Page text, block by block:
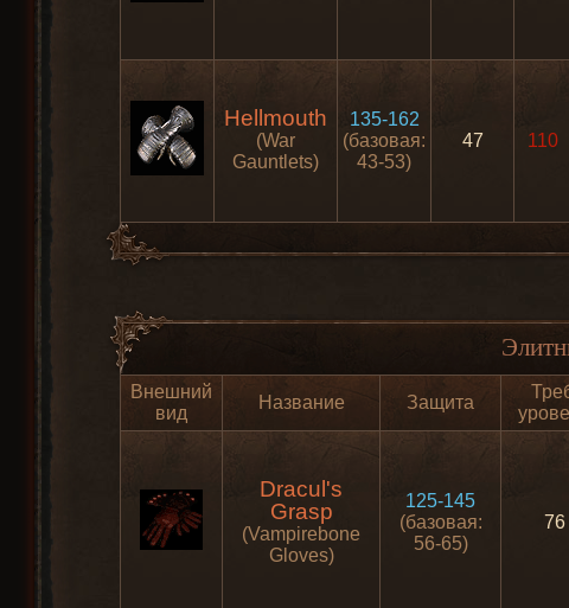
Hellmouth
(War
Gauntlets)
135-162
(базовая:
43-53)
47 110
Внешний
вид
Название Защита
Dracul's
Grasp
(Vampirebone
Gloves)
125-145
(базовая:
56-65)
76